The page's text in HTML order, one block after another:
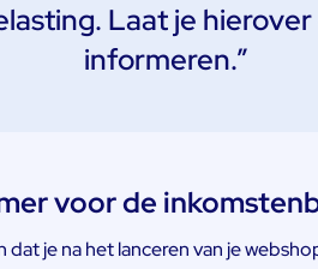
Laat je
informeren.”
voor de
je na het lanceren van je